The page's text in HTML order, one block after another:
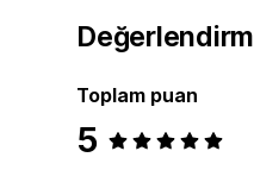
Toplam puan
5